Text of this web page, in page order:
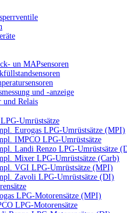
un MAPsensoren
und -anzeige
und Relais
Umrüstsätze
Eurogas LPG-Umrüstsätze (MPI)
IMPCO LPG-Umrüstsätze
Landi Renzo LPG-Umrüstsätze
Mixer LPG-Umrüstsätze (Carb)
VGI LPG-Umrüstsätze (MPI)
Zavoli LPG-Umrüstsätze (DI)
LPG-Motorensätze (MPI)
LPG-Motorensätze